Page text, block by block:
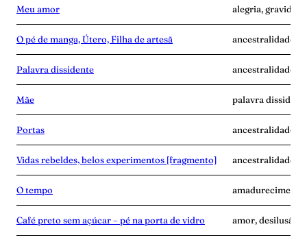
Meu amor alegria,
O pé de manga, Útero, Filha de artesã ancestralidade,
Palavra dissidente ancestralidade,
Mãe palavra
Portas ancestralidade,
Vidas rebeldes, belos experimentos [fragmento] ancestralidade,
O tempo
Café preto sem açúcar – pé na porta de vidro amor, desilusão,